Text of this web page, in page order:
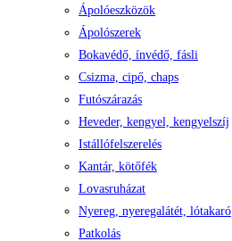
Ápolóeszközök
Ápolószerek
Bokavédő, ínvédő, fásli
Csizma, cipő, chaps
Futószárazás
Heveder, kengyel, kengyelszíj
Istállófelszerelés
Kantár, kötőfék
Lovasruházat
Nyereg, nyeregalátét, lótakaró
Patkolás